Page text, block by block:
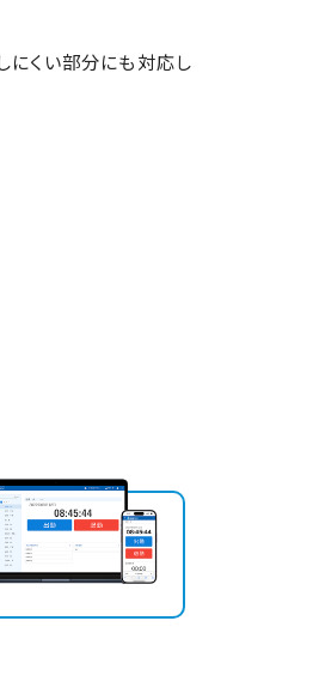
にくい部分にも対応し